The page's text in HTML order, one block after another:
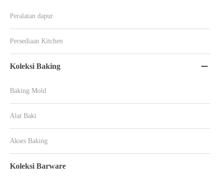
Peralatan dapur
Persediaan Kitchen
Koleksi Baking 
Baking Mold
Alat Baki
Akses Baking
Koleksi Barware